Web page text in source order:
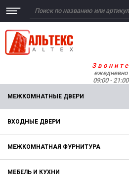
Звоните
ежедневно
09:00 - 21:00
МЕЖКОМНАТНЫЕ ДВЕРИ
ВХОДНЫЕ ДВЕРИ
МЕЖКОМНАТНАЯ ФУРНИТУРА
МЕБЕЛЬ И КУХНИ